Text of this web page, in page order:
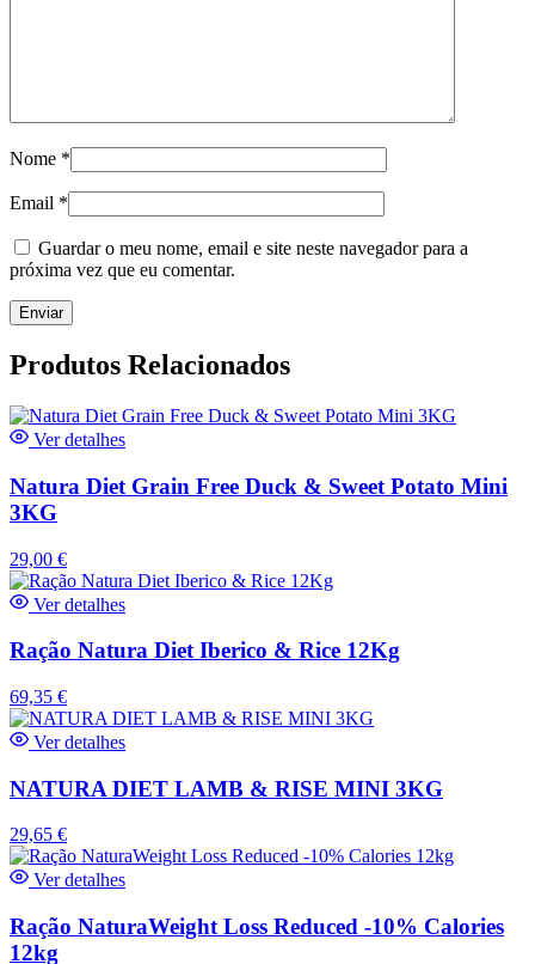
Nome *
Email *
Guardar o meu nome, email e site neste navegador para a
próxima vez que eu comentar.
Produtos Relacionados
Ver detalhes
Natura Diet Grain Free Duck & Sweet Potato Mini
3KG
29,00 €
Ver detalhes
Ração Natura Diet Iberico & Rice 12Kg
69,35 €
Ver detalhes
NATURA DIET LAMB & RISE MINI 3KG
29,65 €
Ver detalhes
Ração NaturaWeight Loss Reduced -10% Calories
12kg